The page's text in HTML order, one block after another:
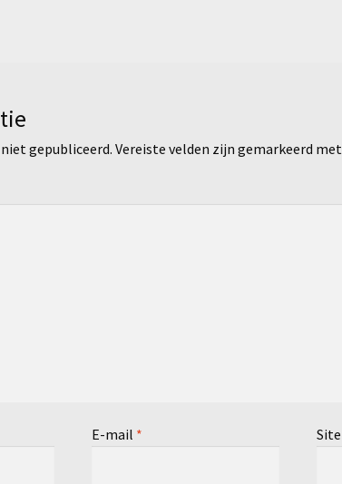
gepubliceerd. Vereiste velden zijn gemarkeerd met
E-mail * Site